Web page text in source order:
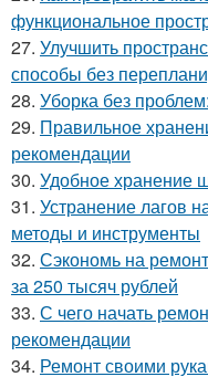
функциональное
27. Улучшить
способы без
28. Уборка без
29. Правильное
рекомендации
30. Удобное хранение
31. Устранение лагов
методы и инструменты
32. Сэкономь на
за 250 тысяч рублей
33. С чего начать
рекомендации
34. Ремонт своими